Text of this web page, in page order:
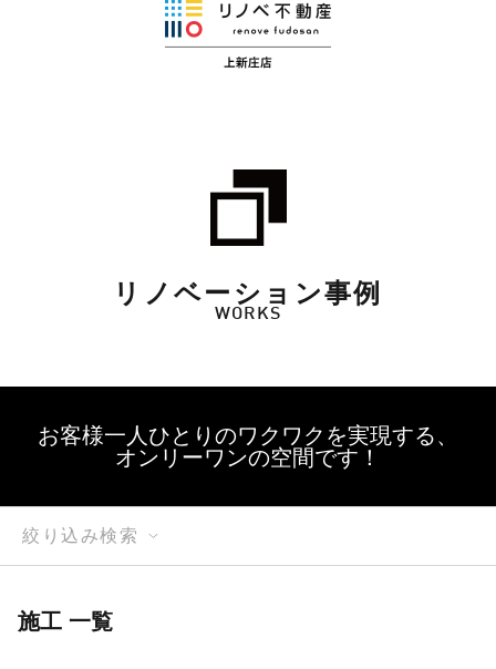
リノベーション事例
WORKS
お客様一人ひとりのワクワクを実現する、
オンリーワンの空間です！
絞り込み検索
施工 一覧